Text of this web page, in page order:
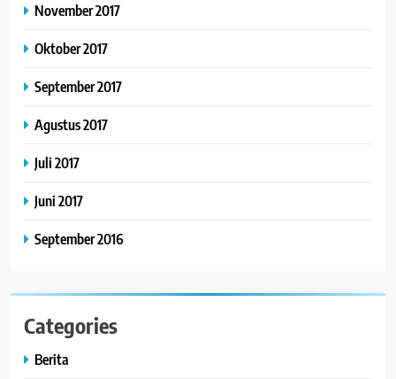
November 2017
Oktober 2017
September 2017
Agustus 2017
Juli 2017
Juni 2017
September 2016
Categories
Berita